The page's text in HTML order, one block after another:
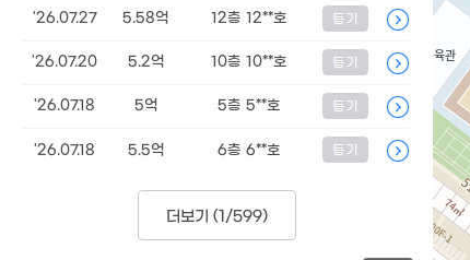
'26.07.27 5.58억 12층 12**호 등기
'26.07.20 5.2억 10층 10**호 등기
'26.07.18 5억 5층 5**호 등기
'26.07.18 5.5억 6층 6**호 등기
더보기 (1/599)